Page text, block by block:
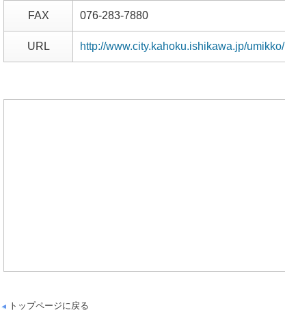
FAX 076-283-7880
URL http://www.city.kahoku.ishikawa.jp/umikko/
トップページに戻る